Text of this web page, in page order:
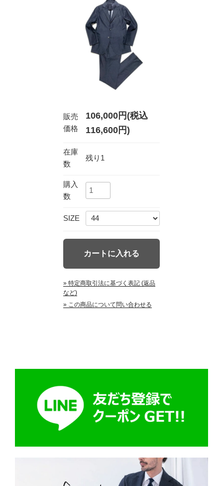
販売
価格
106,000円(税込
116,600円)
在庫
数
残り1
購入
数
SIZE
» 特定商取引法に基づく表記 (返品
など)
» この商品について問い合わせる